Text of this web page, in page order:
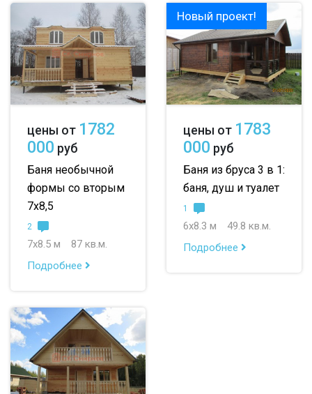
сухой кедр
профилированный
100х150
150х150
150х200
6х6 6х7 6х8
7х8 7х10 8х8
8х9 большие
небольшие
маленькие
до 150 м
до 200 м
По опциям:
с котельной
со вторым светом
с туалетом
цены от 1782
000 руб
Баня необычной
формы со вторым
7х8,5
2
7х8.5 м
87 кв.м.
Подробнее
Новый проект!
цены от 1783
000 руб
Баня из бруса 3 в 1:
баня, душ и туалет
1
6х8.3 м
49.8 кв.м.
Подробнее